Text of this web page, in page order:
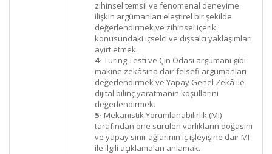
zihinsel temsil ve fenomenal deneyime
ilişkin argümanları eleştirel bir şekilde
değerlendirmek ve zihinsel içerik
konusundaki içselci ve dışsalcı yaklaşımları
ayırt etmek.
4- Turing Testi ve Çin Odası argümanı gibi
makine zekâsına dair felsefi argümanları
değerlendirmek ve Yapay Genel Zekâ ile
dijital bilinç yaratmanın koşullarını
değerlendirmek.
5- Mekanistik Yorumlanabilirlik (MI)
tarafından öne sürülen varlıkların doğasını
ve yapay sinir ağlarının iç işleyişine dair MI
ile ilgili açıklamaları anlamak.